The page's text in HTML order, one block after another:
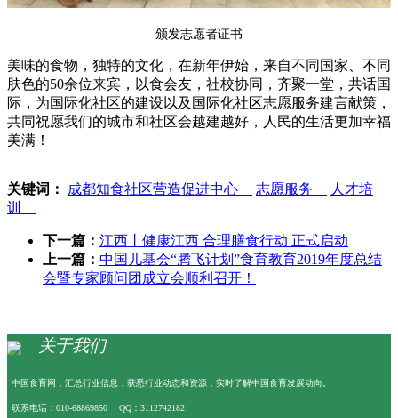
颁发志愿者证书
美味的食物，独特的文化，在新年伊始，来自不同国家、不同
肤色的50余位来宾，以食会友，社校协同，齐聚一堂，共话国
际，为国际化社区的建设以及国际化社区志愿服务建言献策，
共同祝愿我们的城市和社区会越建越好，人民的生活更加幸福
美满！
关键词： 成都知食社区营造促进中心 志愿服务
人才培
训
下一篇： 江西丨健康江西 合理膳食行动 正式启动
上一篇： 中国儿基会“腾飞计划”食育教育2019年度总结
会暨专家顾问团成立会顺利召开！
关于我们
中国食育网，汇总行业信息，获悉行业动态和资源，实时了解中国食育发展动向。
联系电话：010-68869850 QQ：3112742182